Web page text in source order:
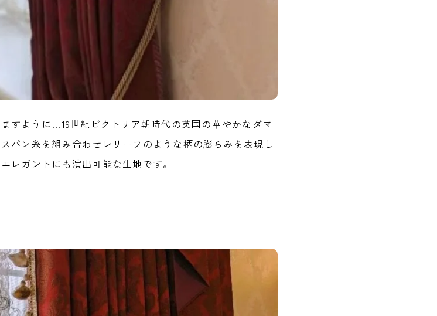
すように…19世紀ビクトリア朝時代の英国の華やかなダマ
パン糸を組み合わせレリーフのような柄の膨らみを表現し
レガントにも演出可能な生地です。